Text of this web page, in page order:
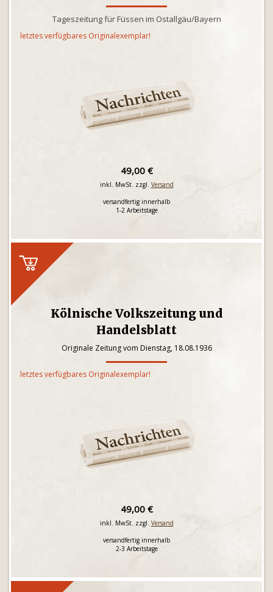
Tageszeitung für Füssen im Ostallgäu/Bayern
letztes verfügbares Originalexemplar!
49,00 €
inkl. MwSt. zzgl. Versand
versandfertig innerhalb
1-2 Arbeitstage
Kölnische Volkszeitung und
Handelsblatt
Originale Zeitung vom Dienstag, 18.08.1936
letztes verfügbares Originalexemplar!
49,00 €
inkl. MwSt. zzgl. Versand
versandfertig innerhalb
2-3 Arbeitstage